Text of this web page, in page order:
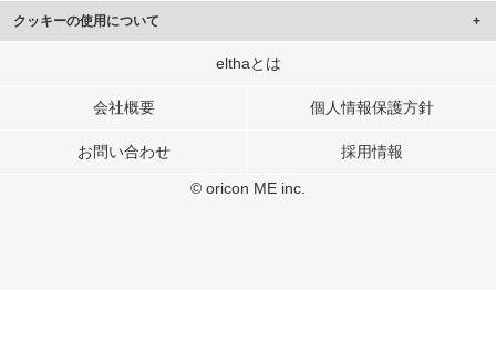
クッキーの使用について
このサイトでは Cookie を使用して、ユーザーに合わせたコンテンツや広告の
行っています。
メディアや広告配信、データ解析の各パートナーに提供しています。
elthaとは
会社概要 個人情報保護方針
お問い合わせ 採用情報
© oricon ME inc.